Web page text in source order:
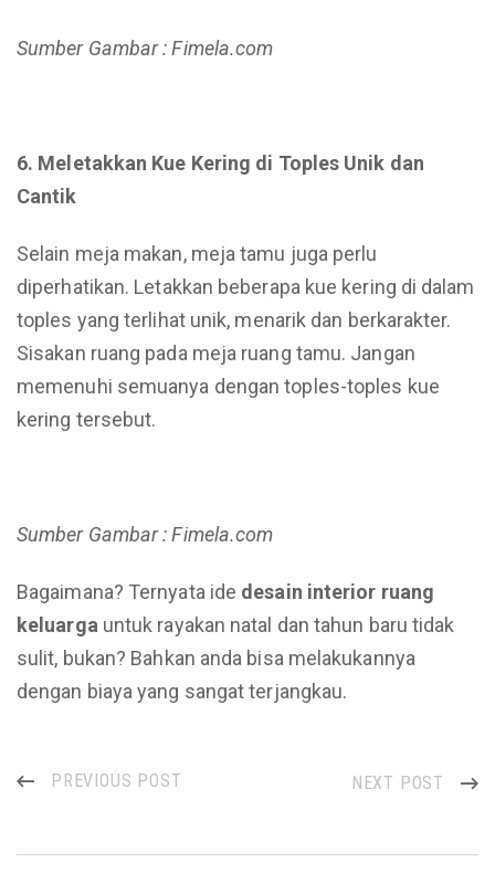
Sumber Gambar : Fimela.com
6. Meletakkan Kue Kering di Toples Unik dan
Cantik
Selain meja makan, meja tamu juga perlu
diperhatikan. Letakkan beberapa kue kering di dalam
toples yang terlihat unik, menarik dan berkarakter.
Sisakan ruang pada meja ruang tamu. Jangan
memenuhi semuanya dengan toples-toples kue
kering tersebut.
Sumber Gambar : Fimela.com
Bagaimana? Ternyata ide desain interior ruang
keluarga untuk rayakan natal dan tahun baru tidak
sulit, bukan? Bahkan anda bisa melakukannya
dengan biaya yang sangat terjangkau.
PREVIOUS POST NEXT POST